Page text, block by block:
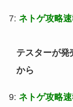
7: ネトゲ攻略
テスターが発
から
9: ネトゲ攻略